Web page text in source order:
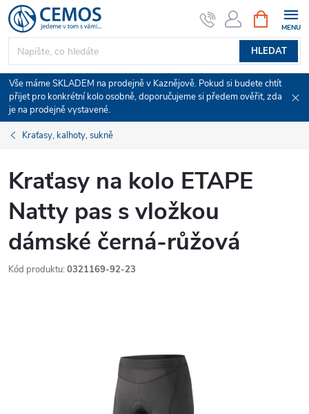
Přejít
na
obsah
HLEDAT
NÁKUPNÍ
KOŠÍK
Vše máme SKLADEM na prodejně v Kaznějově. Pokud si budete chtít
přijet pro konkrétní kolo osobně, doporučujeme si předem ověřit, zda
je na prodejně vystavené.
Kraťasy, kalhoty, sukně
Kraťasy na kolo ETAPE
Natty pas s vložkou
dámské černá-růžová
Kód produktu: 0321169-92-23